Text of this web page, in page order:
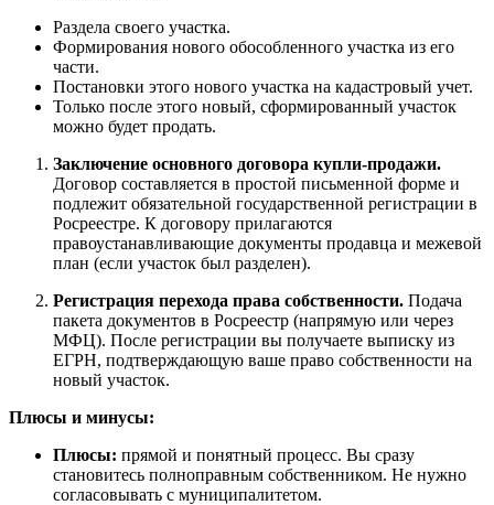
Раздела своего участка.
Формирования нового обособленного участка из его
части.
Постановки этого нового участка на кадастровый учет.
Только после этого новый, сформированный участок
можно будет продать.
Заключение основного договора купли-продажи.
Договор составляется в простой письменной форме и
подлежит обязательной государственной регистрации в
Росреестре. К договору прилагаются
правоустанавливающие документы продавца и межевой
план (если участок был разделен).
Регистрация перехода права собственности. Подача
пакета документов в Росреестр (напрямую или через
МФЦ). После регистрации вы получаете выписку из
ЕГРН, подтверждающую ваше право собственности на
новый участок.
Плюсы и минусы:
Плюсы: прямой и понятный процесс. Вы сразу
становитесь полноправным собственником. Не нужно
согласовывать с муниципалитетом.